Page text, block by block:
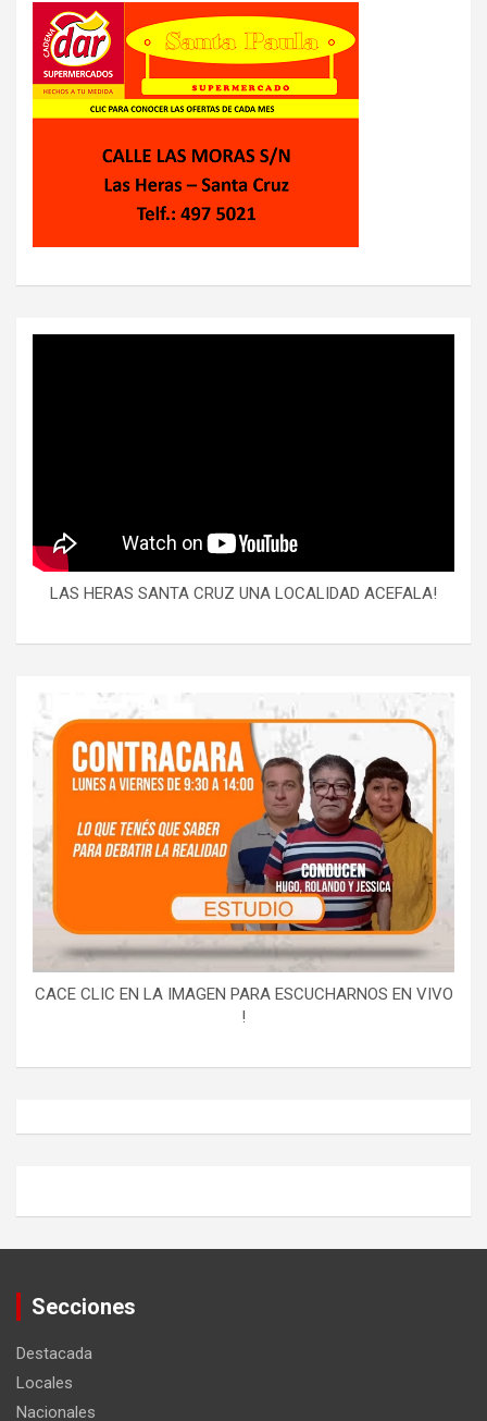
LAS HERAS SANTA CRUZ UNA LOCALIDAD ACEFALA!
CACE CLIC EN LA IMAGEN PARA ESCUCHARNOS EN VIVO
!
Secciones
Destacada
Locales
Nacionales